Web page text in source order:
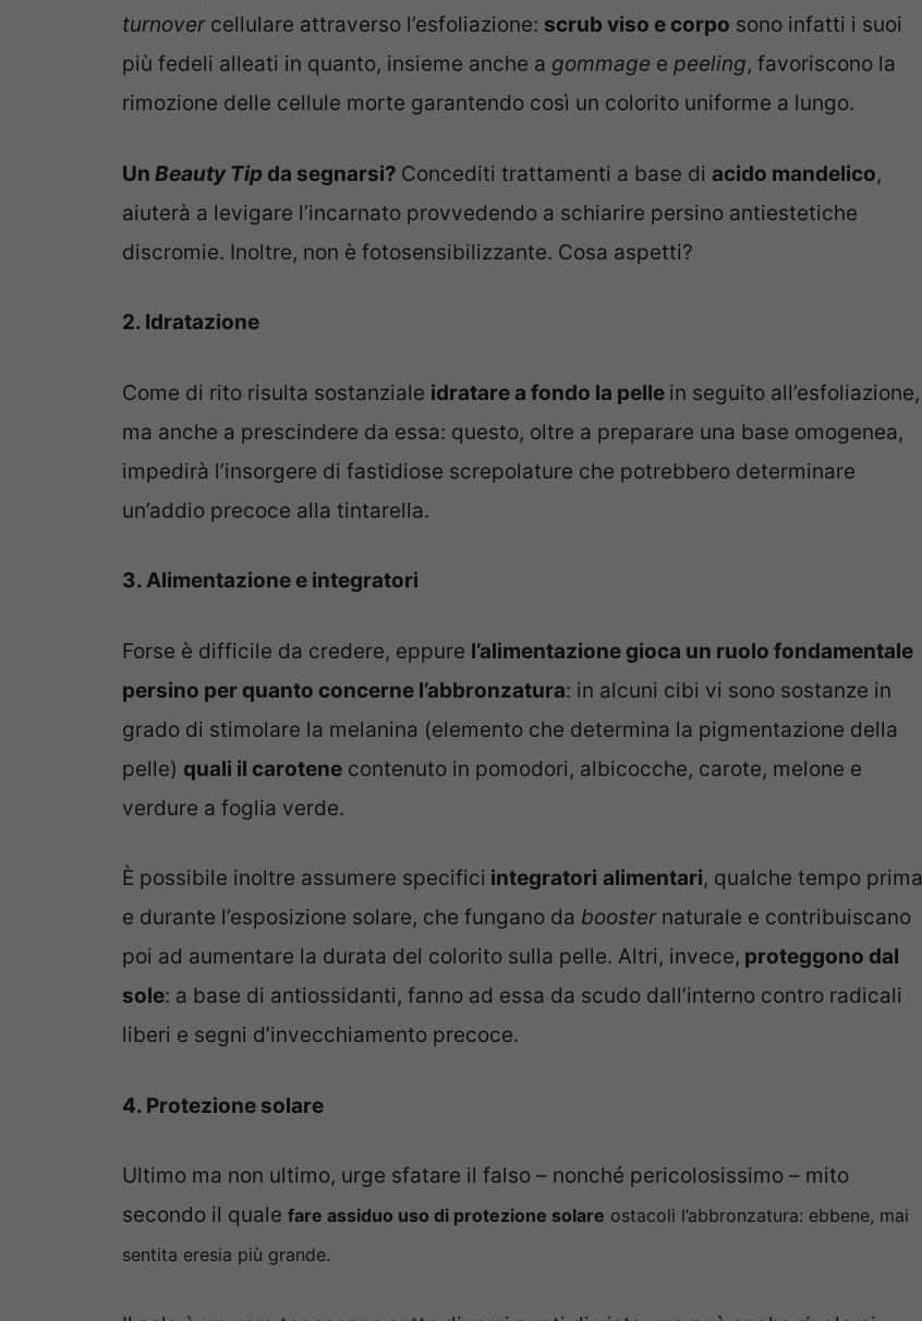
turnovercellulare attraverso l’esfoliazione: scrub viso e corpo sono infatti i suoi
più fedeli alleati in quanto, insieme anche a gommage e peeling, favoriscono la
rimozione delle cellule morte garantendo così un colorito uniforme a lungo.
Un Beauty Tip da segnarsi? Concediti trattamenti a base di acido mandelico,
aiuterà a levigare l’incarnato provvedendo a schiarire persino antiestetiche
discromie. Inoltre, non è fotosensibilizzante. Cosa aspetti?
2. Idratazione
Come di rito risulta sostanziale idratare a fondo la pelle in seguito all’esfoliazione,
ma anche a prescindere da essa: questo, oltre a preparare una base omogenea,
impedirà l’insorgere di fastidiose screpolature che potrebbero determinare
un’addio precoce alla tintarella.
3. Alimentazione e integratori
Forse è difficile da credere, eppure l’alimentazione gioca un ruolo fondamentale
persino per quanto concerne l’abbronzatura: in alcuni cibi vi sono sostanze in
grado di stimolare la melanina (elemento che determina la pigmentazione della
pelle) quali il carotene contenuto in pomodori, albicocche, carote, melone e
verdure a foglia verde.
È possibile inoltre assumere specifici integratori alimentari, qualche tempo prima
e durante l’esposizione solare, che fungano da boosternaturale e contribuiscano
poi ad aumentare la durata del colorito sulla pelle. Altri, invece, proteggono dal
sole: a base di antiossidanti, fanno ad essa da scudo dall’interno contro radicali
liberi e segni d’invecchiamento precoce.
4. Protezione solare
Ultimo ma non ultimo, urge sfatare il falso – nonché pericolosissimo – mito
secondo il quale fare assiduo uso di protezione solare ostacoli l’abbronzatura: ebbene, mai
sentita eresia più grande.